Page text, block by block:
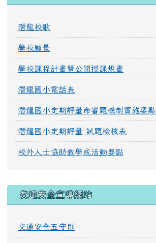
潛龍校歌
學校願景
學校課程計畫暨公開授課規畫
潛龍國小電話表
潛龍國小定期評量命審題機制實施要點
潛龍國小定期評量 試題檢核表
校外人士協助教學或活動要點
交通安全宣導網站
交通安全五守則